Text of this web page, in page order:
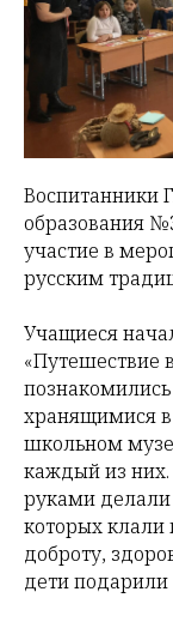
Воспитанники
образования
участие в
русским
Учащиеся
«Путешествие
хранящимися
школьном
каждый из
руками
которых
доброту,
дети